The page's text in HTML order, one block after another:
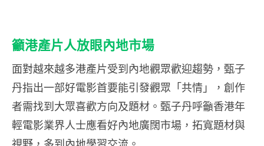
籲港產片人放眼內地市場
面對越來越多港產片受到內地觀眾歡迎趨勢，甄子
丹指出一部好電影首要能引發觀眾「共情」，創作
者需找到大眾喜歡方向及題材。甄子丹呼籲香港年
輕電影業界人士應看好內地廣闊市場，拓寬題材與